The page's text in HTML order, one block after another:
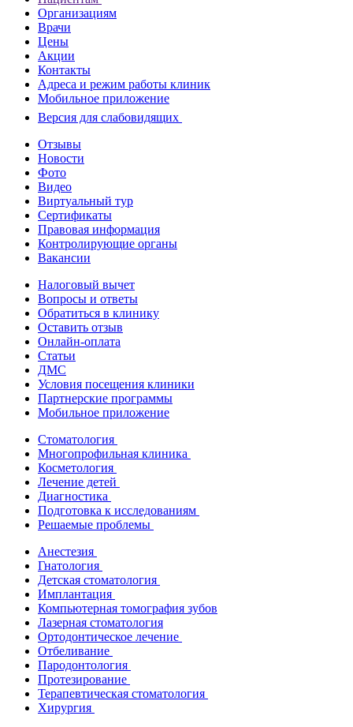
Организациям
Врачи
Цены
Акции
Контакты
Адреса и режим работы клиник
Мобильное приложение
Версия для слабовидящих
Отзывы
Новости
Фото
Видео
Виртуальный тур
Сертификаты
Правовая информация
Контролирующие органы
Вакансии
Налоговый вычет
Вопросы и ответы
Обратиться в клинику
Оставить отзыв
Онлайн-оплата
Статьи
ДМС
Условия посещения клиники
Партнерские программы
Мобильное приложение
Стоматология
Многопрофильная клиника
Косметология
Лечение детей
Диагностика
Подготовка к исследованиям
Решаемые проблемы
Анестезия
Гнатология
Детская стоматология
Имплантация
Компьютерная томография зубов
Лазерная стоматология
Ортодонтическое лечение
Отбеливание
Пародонтология
Протезирование
Терапевтическая стоматология
Хирургия